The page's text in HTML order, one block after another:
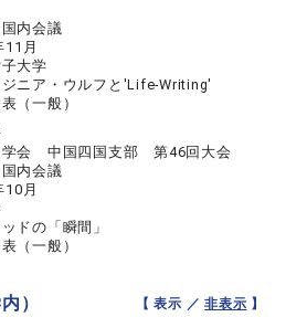
国内会議
11月
大学
ニア・ウルフと'Life-Writing'
（一般）
学会 中国四国支部 第46回大会
国内会議
10月
ドの「瞬間」
（一般）
） 【 表示 ／非表示 】